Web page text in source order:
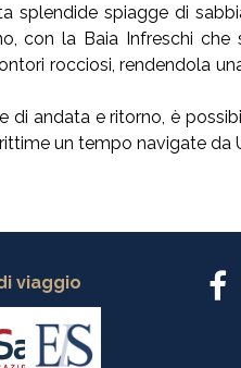
splendide spiagge di
con la Baia Infreschi
rocciosi, rendendola
andata e ritorno, è
un tempo navigate da
viaggio